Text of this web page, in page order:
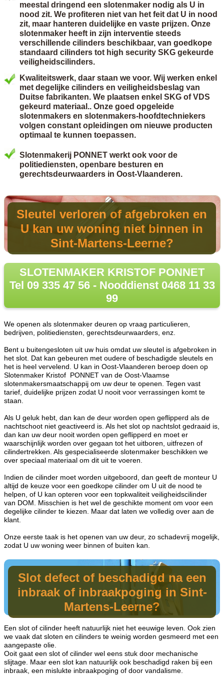
meestal dringend een slotenmaker nodig als U in
nood zit. We profiteren niet van het feit dat U in nood
zit, maar hanteren duidelijke en vaste prijzen. Onze
slotenmaker heeft in zijn interventie steeds
verschillende cilinders beschikbaar, van goedkope
standaard cilinders tot high security SKG gekeurde
veiligheidscilinders.
Kwaliteitswerk, daar staan we voor. Wij werken enkel
met degelijke cilinders en veiligheidsbeslag van
Duitse fabrikanten. We plaatsen enkel SKG of VDS
gekeurd materiaal.. Onze goed opgeleide
slotenmakers en slotenmakers-hoofdtechniekers
volgen constant opleidingen om nieuwe producten
optimaal te kunnen toepassen.
Slotenmakerij PONNET werkt ook voor de
politiediensten, openbare besturen en
gerechtsdeurwaarders in Oost-Vlaanderen.
Sleutel verloren of afgebroken en
U kan uw woning niet binnen in
Sint-Martens-Leerne?
SLOTENMAKER KRISTOF PONNET
Tel 09 335 47 56 - Nooddienst 0468 11 33
99
We openen als slotenmaker deuren op vraag particulieren,
bedrijven, politiediensten, gerechtsdeurwaarders, enz.
Bent u buitengesloten uit uw huis omdat uw sleutel is afgebroken in
het slot. Dat kan gebeuren met oudere of beschadigde sleutels en
het is heel vervelend. U kan in Oost-Vlaanderen beroep doen op
Slotenmaker Kristof PONNET van de Oost-Vlaamse
slotenmakersmaatschappij om uw deur te openen. Tegen vast
tarief, duidelijke prijzen zodat U nooit voor verrassingen komt te
staan.
Als U geluk hebt, dan kan de deur worden open geflipperd als de
nachtschoot niet geactiveerd is. Als het slot op nachtslot gedraaid is,
dan kan uw deur nooit worden open geflipperd en moet er
waarschijnlijk worden over gegaan tot het uitboren, uitfrezen of
cilindertrekken. Als gespecialiseerde slotenmaker beschikken we
over speciaal materiaal om dit uit te voeren.
Indien de cilinder moet worden uitgeboord, dan geeft de monteur U
altijd de keuze voor een goedkope cilinder om U uit de nood te
helpen, of U kan opteren voor een topkwaliteit veiligheidscilinder
van DOM. Misschien is het wel de geschikte moment om voor een
degelijke cilinder te kiezen. Maar dat laten we volledig over aan de
klant.
Onze eerste taak is het openen van uw deur, zo schadevrij mogelijk,
zodat U uw woning weer binnen of buiten kan.
Slot defect of beschadigd na een
inbraak of inbraakpoging in Sint-
Martens-Leerne?
Een slot of cilinder heeft natuurlijk niet het eeuwige leven. Ook zien
we vaak dat sloten en cilinders te weinig worden gesmeerd met een
aangepaste olie.
Ooit gaat een slot of cilinder wel eens stuk door mechanische
slijtage. Maar een slot kan natuurlijk ook beschadigd raken bij een
inbraak, een mislukte inbraakpoging of door vandalisme.